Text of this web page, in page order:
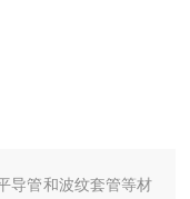
导管和波纹套管等材